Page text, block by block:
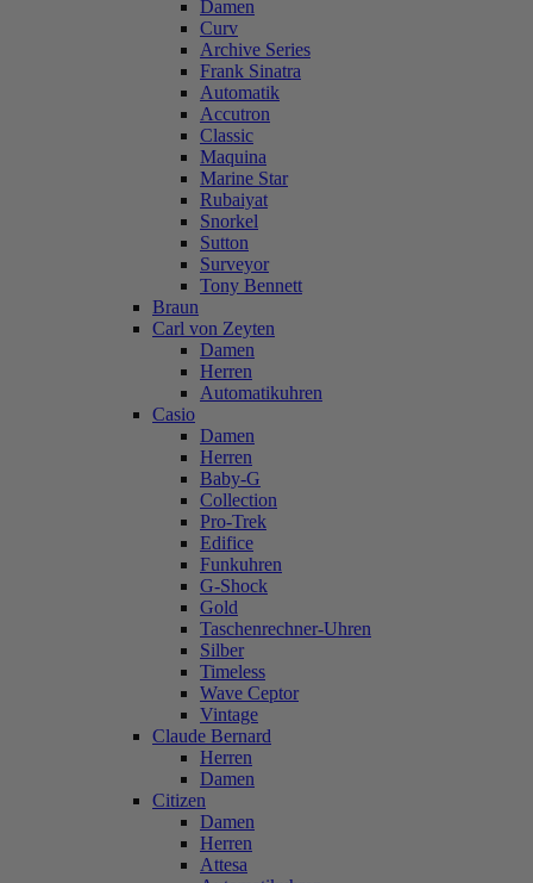
Damen
Curv
Archive Series
Frank Sinatra
Automatik
Accutron
Classic
Maquina
Marine Star
Rubaiyat
Snorkel
Sutton
Surveyor
Tony Bennett
Braun
Carl von Zeyten
Damen
Herren
Automatikuhren
Casio
Damen
Herren
Baby-G
Collection
Pro-Trek
Edifice
Funkuhren
G-Shock
Gold
Taschenrechner-Uhren
Silber
Timeless
Wave Ceptor
Vintage
Claude Bernard
Herren
Damen
Citizen
Damen
Herren
Attesa